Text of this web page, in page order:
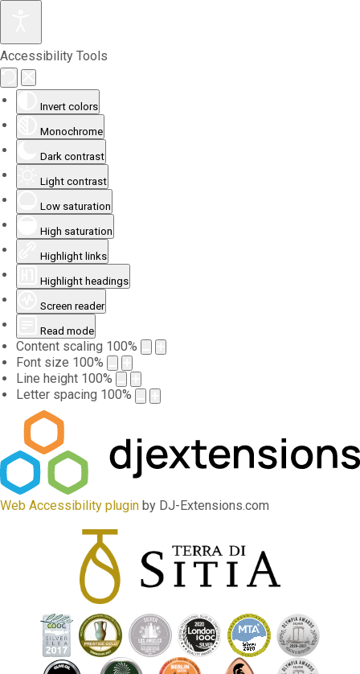
Accessibility Tools
Invert colors
Monochrome
Dark contrast
Light contrast
Low saturation
High saturation
Highlight links
Highlight headings
Screen reader
Read mode
Content scaling 100%
Font size 100%
Line height 100%
Letter spacing 100%
Web Accessibility plugin by DJ-Extensions.com